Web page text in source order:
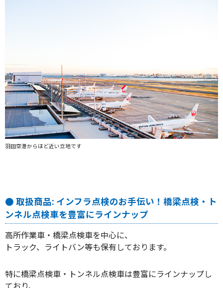
羽田空港からほど近い立地です
● 取扱商品: インフラ点検のお手伝い！橋梁点検・ト
ンネル点検車を豊富にラインナップ
高所作業車・橋梁点検車を中心に、
トラック、ライトバン等も保有しております。
特に橋梁点検車・トンネル点検車は豊富にラインナップし
ており、